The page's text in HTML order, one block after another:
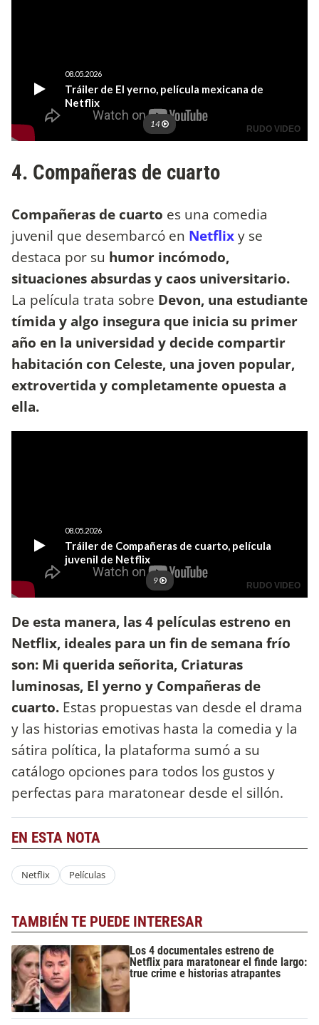
4. Compañeras de cuarto
Compañeras de cuarto es una comedia
juvenil que desembarcó en Netflixy se
destaca por su humor incómodo,
situaciones absurdas y caos universitario.
La película trata sobre Devon, una estudiante
tímida y algo insegura que inicia su primer
año en la universidad y decide compartir
habitación con Celeste, una joven popular,
extrovertida y completamente opuesta a
ella.
De esta manera, las 4 películas estreno en
Netflix, ideales para un fin de semana frío
son: Mi querida señorita, Criaturas
luminosas, El yerno y Compañeras de
cuarto. Estas propuestas van desde el drama
y las historias emotivas hasta la comedia y la
sátira política, la plataforma sumó a su
catálogo opciones para todos los gustos y
perfectas para maratonear desde el sillón.
EN ESTA NOTA
Netflix Películas
TAMBIÉN TE PUEDE INTERESAR
Los 4 documentales estreno de
Netflix para maratonear el finde largo:
true crime e historias atrapantes